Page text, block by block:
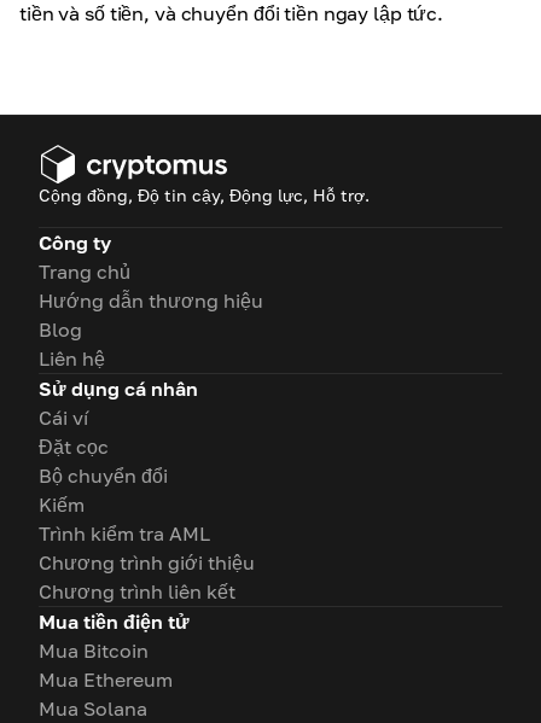
tiền và số tiền, và chuyển đổi tiền ngay lập tức.
Cộng đồng, Độ tin cậy, Động lực, Hỗ trợ.
Công ty
Trang chủ
Hướng dẫn thương hiệu
Blog
Liên hệ
Sử dụng cá nhân
Cái ví
Đặt cọc
Bộ chuyển đổi
Kiếm
Trình kiểm tra AML
Chương trình giới thiệu
Chương trình liên kết
Mua tiền điện tử
Mua Bitcoin
Mua Ethereum
Mua Solana